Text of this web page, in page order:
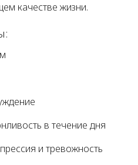
качестве жизни.
в течение дня
и тревожность